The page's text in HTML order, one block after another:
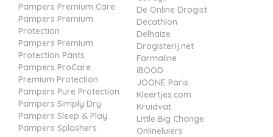
Pampers Premium Care
Pampers Premium
Protection
Pampers Premium
Protection Pants
Pampers ProCare
Premium Protection
Pampers Pure Protection
Pampers Simply Dry
Pampers Sleep & Play
Pampers Splashers
De Online Drogist
Decathlon
Delhaize
Drogisterij.net
Farmaline
iBOOD
JOONE Paris
Kleertjes.com
Kruidvat
Little Big Change
Onlineluiers